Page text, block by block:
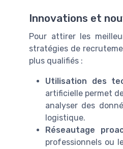
Innovations et
Pour attirer les
stratégies de
plus qualifiés :
Utilisation des
artificielle permet
analyser des
logistique.
Réseautage
professionnels ou